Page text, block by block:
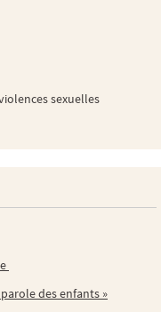
sexuelles
des enfants »